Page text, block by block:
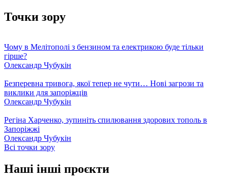
Точки зору
Чому в Мелітополі з бензином та електрикою буде тільки
гірше?
Олександр Чубукін
Безперевна тривога, якої тепер не чути… Нові загрози та
виклики для запоріжців
Олександр Чубукін
Регіна Харченко, зупиніть спилювання здорових тополь в
Запоріжжі
Олександр Чубукін
Всі точки зору
Наші інші проєкти